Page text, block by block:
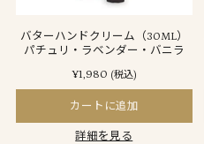
バターハンドクリーム（30ML）
パチュリ・ラベンダー・バニラ
¥1,980 (税込)
カートに追加
詳細を見る